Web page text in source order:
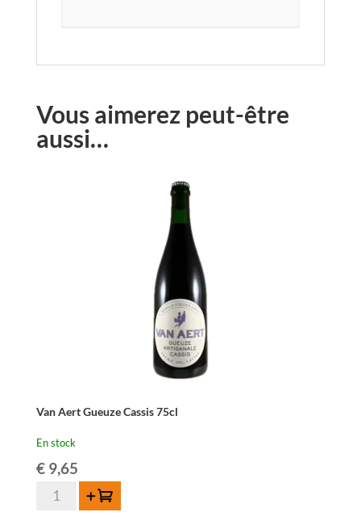
Vous aimerez peut-être
aussi…
Van Aert Gueuze Cassis 75cl
En stock
€9,65
quantité
Ajouter au panier